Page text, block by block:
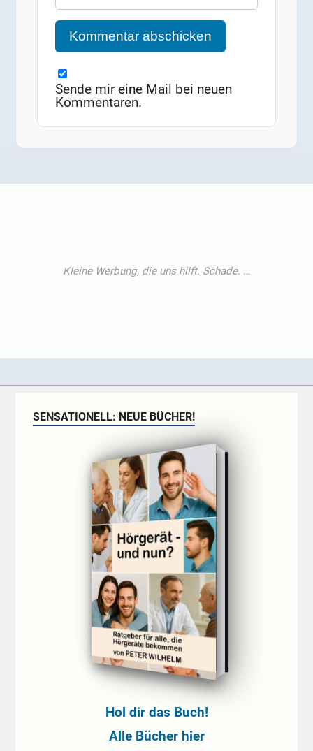
Sende mir eine Mail bei neuen
Kommentaren.
SENSATIONELL: NEUE BÜCHER!
Hol dir das Buch!
Alle Bücher hier